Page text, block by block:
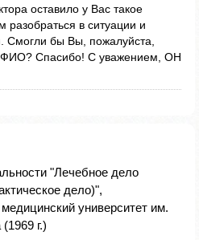
оставило у Вас такое
разобраться в ситуации и
Смогли бы Вы, пожалуйста,
ФИО? Спасибо! С уважением, ОН
"Лечебное дело
дело)",
университет им.
г.)